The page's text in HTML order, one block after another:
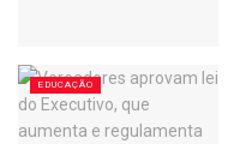
EDUCAÇÃO